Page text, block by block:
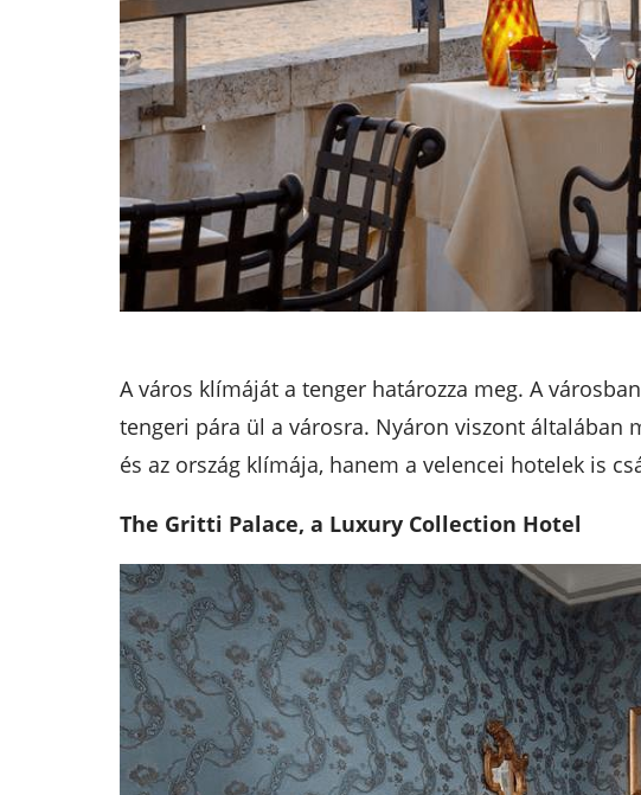
A város klímáját a tenger határozza meg. A
tengeri pára ül a városra. Nyáron viszont általában
és az ország klímája, hanem a velencei hotelek is
The Gritti Palace, a Luxury Collection Hotel